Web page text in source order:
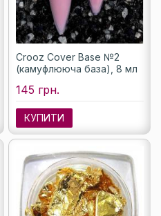
Crooz Cover Base №2
(камуфлююча база), 8 мл
145 грн.
КУПИТИ